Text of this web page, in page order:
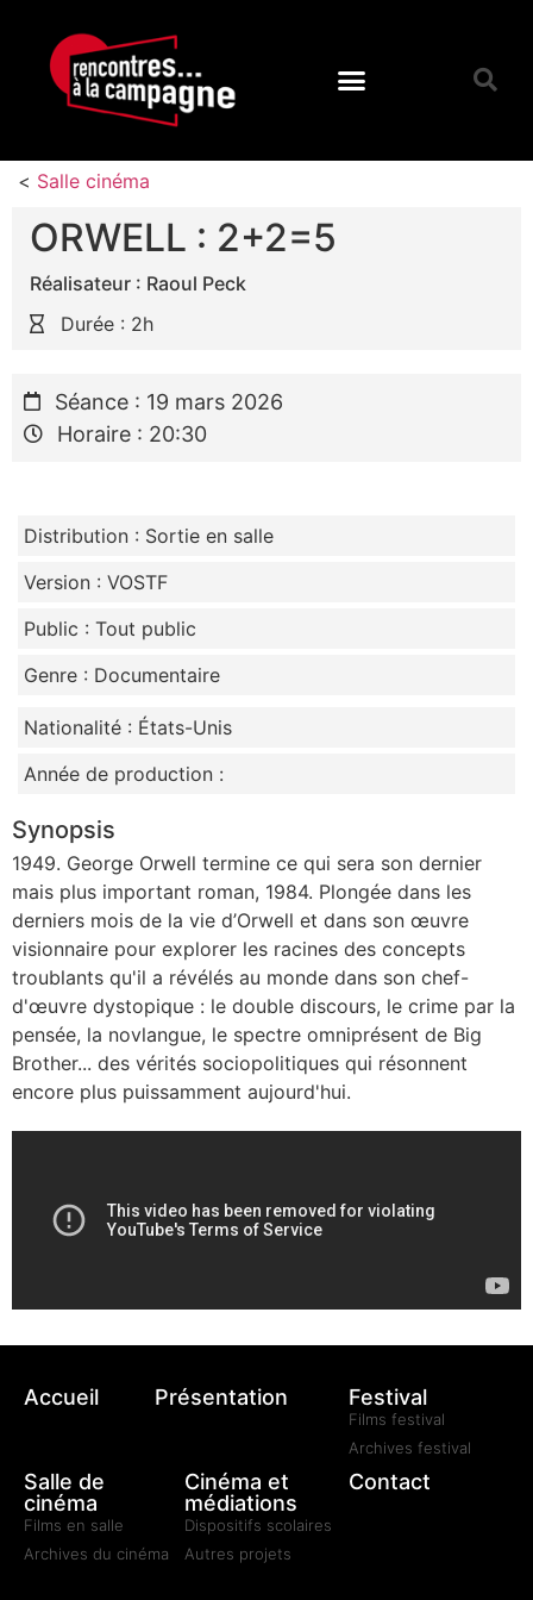
< Salle cinéma
ORWELL : 2+2=5
Réalisateur : Raoul Peck
Durée : 2h
Séance : 19 mars 2026
Horaire : 20:30
Distribution : Sortie en salle
Version : VOSTF
Public : Tout public
Genre : Documentaire
Nationalité : États-Unis
Année de production :
Synopsis
1949. George Orwell termine ce qui sera son dernier
mais plus important roman, 1984. Plongée dans les
derniers mois de la vie d’Orwell et dans son œuvre
visionnaire pour explorer les racines des concepts
troublants qu'il a révélés au monde dans son chef-
d'œuvre dystopique : le double discours, le crime par la
pensée, la novlangue, le spectre omniprésent de Big
Brother... des vérités sociopolitiques qui résonnent
encore plus puissamment aujourd'hui.
Accueil Présentation Festival
Films festival
Archives festival
Salle de
cinéma
Films en salle
Archives du cinéma
Cinéma et
médiations
Dispositifs scolaires
Autres projets
Contact